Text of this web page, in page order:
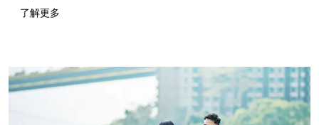
了解更多